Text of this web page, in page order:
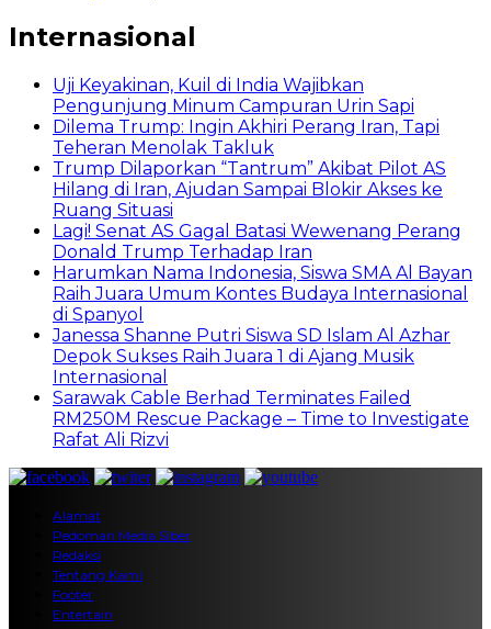
Internasional
Uji Keyakinan, Kuil di India Wajibkan
Pengunjung Minum Campuran Urin Sapi
Dilema Trump: Ingin Akhiri Perang Iran, Tapi
Teheran Menolak Takluk
Trump Dilaporkan “Tantrum” Akibat Pilot AS
Hilang di Iran, Ajudan Sampai Blokir Akses ke
Ruang Situasi
Lagi! Senat AS Gagal Batasi Wewenang Perang
Donald Trump Terhadap Iran
Harumkan Nama Indonesia, Siswa SMA Al Bayan
Raih Juara Umum Kontes Budaya Internasional
di Spanyol
Janessa Shanne Putri Siswa SD Islam Al Azhar
Depok Sukses Raih Juara 1 di Ajang Musik
Internasional
Sarawak Cable Berhad Terminates Failed
RM250M Rescue Package – Time to Investigate
Rafat Ali Rizvi
Alamat
Pedoman Media Siber
Redaksi
Tentang Kami
Footer
Entertain